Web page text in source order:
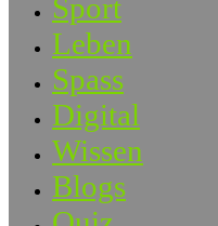
Sport
Leben
Spass
Digital
Wissen
Blogs